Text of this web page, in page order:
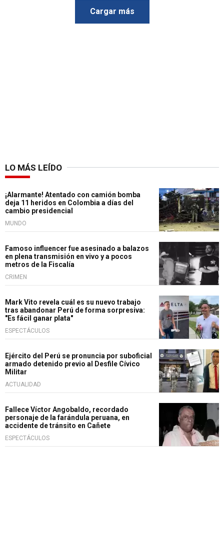
Cargar más
LO MÁS LEÍDO
¡Alarmante! Atentado con camión bomba
deja 11 heridos en Colombia a días del
cambio presidencial
MUNDO
Famoso influencer fue asesinado a balazos
en plena transmisión en vivo y a pocos
metros de la Fiscalía
CRIMEN
Mark Vito revela cuál es su nuevo trabajo
tras abandonar Perú de forma sorpresiva:
"Es fácil ganar plata"
ESPECTÁCULOS
Ejército del Perú se pronuncia por suboficial
armado detenido previo al Desfile Cívico
Militar
ACTUALIDAD
Fallece Víctor Angobaldo, recordado
personaje de la farándula peruana, en
accidente de tránsito en Cañete
ESPECTÁCULOS